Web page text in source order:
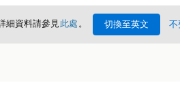
細資料請參見此處。 切換至英文 不